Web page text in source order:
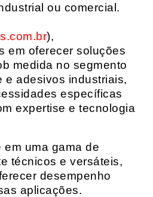
ou comercial.
),
em oferecer soluções
medida no segmento
e adesivos industriais,
específicas
expertise e tecnologia
uma gama de
técnicos e versáteis,
desempenho
aplicações.